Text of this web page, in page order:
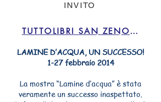
INVITO
TUTTOLIBRI SAN ZENO
LAMINE D’ACQUA, UN SUCCESSO!
1-27 febbraio 2014
La mostra “Lamine d’acqua” è stata
veramente un successo inaspettato.